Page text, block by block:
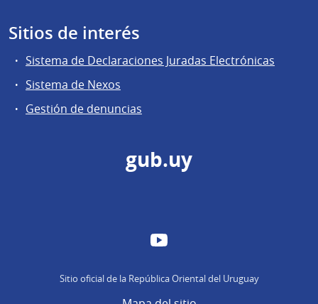
Sitios de interés
Sistema de Declaraciones Juradas Electrónicas
Sistema de Nexos
Gestión de denuncias
gub.uy
YouTube
Sitio oficial de la República Oriental del Uruguay